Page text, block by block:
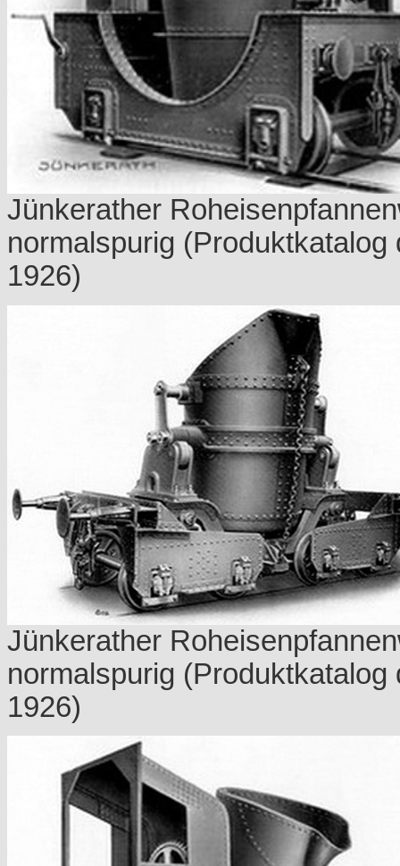
Jünkerather
normalspurig
1926)
Jünkerather
normalspurig
1926)